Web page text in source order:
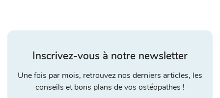
Inscrivez-vous à notre newsletter
Une fois par mois, retrouvez nos derniers articles, les
conseils et bons plans de vos ostéopathes !